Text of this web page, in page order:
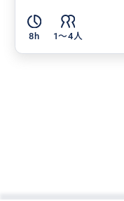
8h 1〜4人